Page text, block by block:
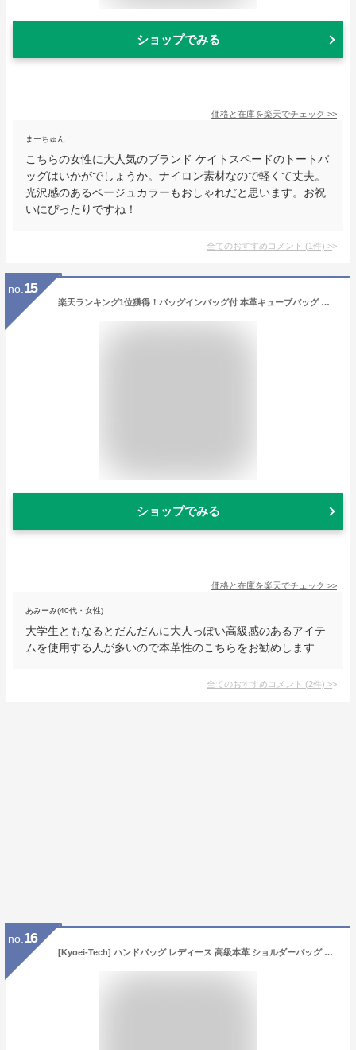
ショップでみる
価格と在庫を楽天でチェック >>
まーちゅん
こちらの女性に大人気のブランド ケイトスペードのトートバ
ッグはいかがでしょうか。ナイロン素材なので軽くて丈夫。
光沢感のあるベージュカラーもおしゃれだと思います。お祝
いにぴったりですね！
全てのおすすめコメント (1件) >
no. 15
楽天ランキング1位獲得！バッグインバッグ付 本革キューブバッグ 本革キューブ型バッグ mmサイズ キューブ バッグ レザー 鞄 バック レディース ハンド 通勤 ガーデンに使えるバッグインバッグ付 ecrin22
ショップでみる
価格と在庫を楽天でチェック >>
あみーみ(40代・女性)
大学生ともなるとだんだんに大人っぽい高級感のあるアイテ
ムを使用する人が多いので本革性のこちらをお勧めします
全てのおすすめコメント (2件) >
no. 16
[Kyoei-Tech] ハンドバッグ レディース 高級本革 ショルダーバッグ レザー フォーマルバッグ 肩掛け 斜め掛け スカーフ付き カバン 超軽量 592g 自立性 仕事用 ビジネス 通勤通学 デート(ホワイト)